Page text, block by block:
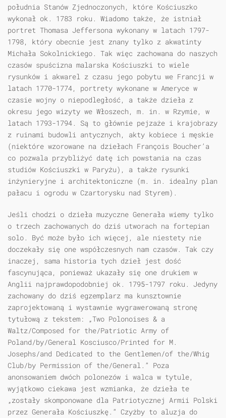
południa Stanów Zjednoczonych, które Kościuszko
wykonał ok. 1783 roku. Wiadomo także, że istniał
portret Thomasa Jeffersona wykonany w latach 1797-
1798, który obecnie jest znany tylko z akwatinty
Michała Sokolnickiego. Tak więc zachowana do naszych
czasów spuścizna malarska Kościuszki to wiele
rysunków i akwarel z czasu jego pobytu we Francji w
latach 1770-1774, portrety wykonane w Ameryce w
czasie wojny o niepodległość, a także dzieła z
okresu jego wizyty we Włoszech, m. in. w Rzymie, w
latach 1793-1794. Są to głównie pejzaże i krajobrazy
z ruinami budowli antycznych, akty kobiece i męskie
(niektóre wzorowane na dziełach François Boucher’a
co pozwala przybliżyć datę ich powstania na czas
studiów Kościuszki w Paryżu), a także rysunki
inżynieryjne i architektoniczne (m. in. idealny plan
pałacu i ogrodu w Czartorysku nad Styrem).
Jeśli chodzi o dzieła muzyczne Generała wiemy tylko
o trzech zachowanych do dziś utworach na fortepian
solo. Być może było ich więcej, ale niestety nie
doczekały się one współczesnych nam czasów. Tak czy
inaczej, sama historia tych dzieł jest dość
fascynująca, ponieważ ukazały się one drukiem w
Anglii najprawdopodobniej ok. 1795-1797 roku. Jedyny
zachowany do dziś egzemplarz ma kunsztownie
zaprojektowaną i wystawnie wygrawerowaną stronę
tytułową z tekstem: „Two Polonoises & a
Waltz/Composed for the/Patriotic Army of
Poland/by/General Kosciusco/Printed for M.
Josephs/and Dedicated to the Gentlemen/of the/Whig
Club/by Permission of the/General.” Poza
anonsowaniem dwóch polonezów i walca w tytule,
wyjątkowo ciekawa jest wzmianka, że dzieła te
„zostały skomponowane dla Patriotycznej Armii Polski
przez Generała Kościuszkę.” Czyżby to aluzja do